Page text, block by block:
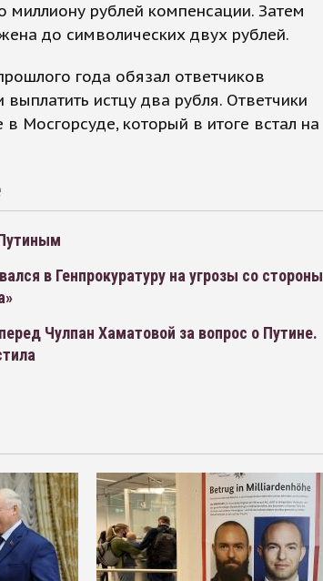
миллиону рублей компенсации. Затем
до символических двух рублей.
года обязал ответчиков
выплатить истцу два рубля. Ответчики
Мосгорсуде, который в итоге встал на
в Генпрокуратуру на угрозы со стороны
Чулпан Хаматовой за вопрос о Путине.